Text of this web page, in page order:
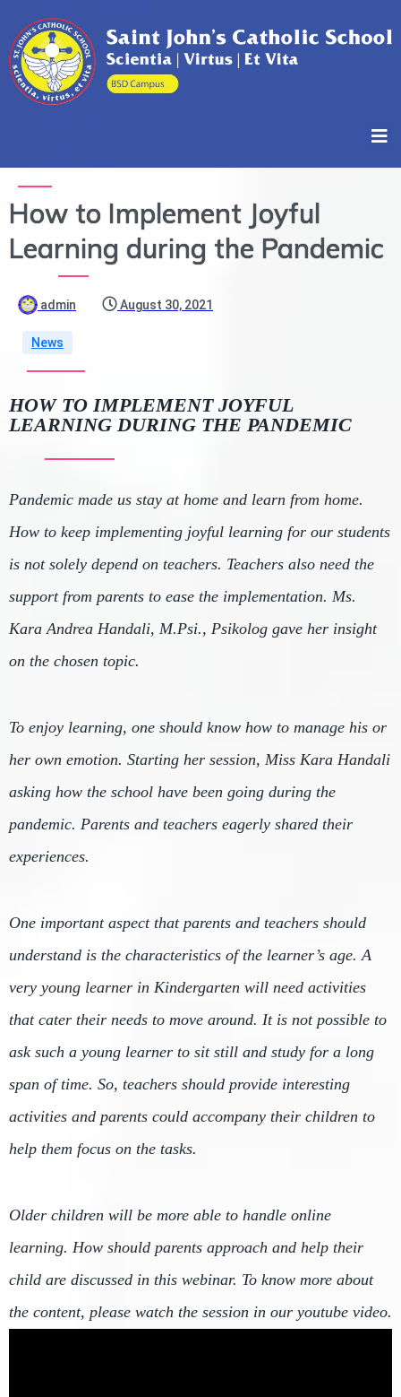
How to Implement Joyful
Learning during the Pandemic
admin August 30, 2021
News
­­­­HOW TO IMPLEMENT JOYFUL
LEARNING DURING THE PANDEMIC
Pandemic made us stay at home and learn from home.
How to keep implementing joyful learning for our students
is not solely depend on teachers. Teachers also need the
support from parents to ease the implementation. Ms.
Kara Andrea Handali, M.Psi., Psikolog gave her insight
on the chosen topic.
To enjoy learning, one should know how to manage his or
her own emotion. Starting her session, Miss Kara Handali
asking how the school have been going during the
pandemic. Parents and teachers eagerly shared their
experiences.
One important aspect that parents and teachers should
understand is the characteristics of the learner’s age. A
very young learner in Kindergarten will need activities
that cater their needs to move around. It is not possible to
ask such a young learner to sit still and study for a long
span of time. So, teachers should provide interesting
activities and parents could accompany their children to
help them focus on the tasks.
Older children will be more able to handle online
learning. How should parents approach and help their
child are discussed in this webinar. To know more about
the content, please watch the session in our youtube video.